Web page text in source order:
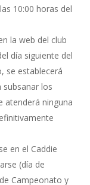
10:00 horas del
la web del club
día siguiente del
se establecerá
los
atenderá ninguna
en el Caddie
(día de
Campeonato y